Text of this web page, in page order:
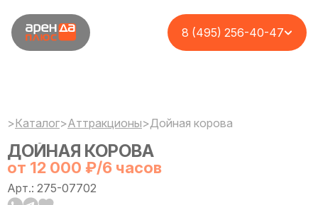
8 (495) 256-40-47
>Каталог>Аттракционы>Дойная корова
ДОЙНАЯ КОРОВА
от 12 000 ₽/6 часов
Арт.: 275-07702